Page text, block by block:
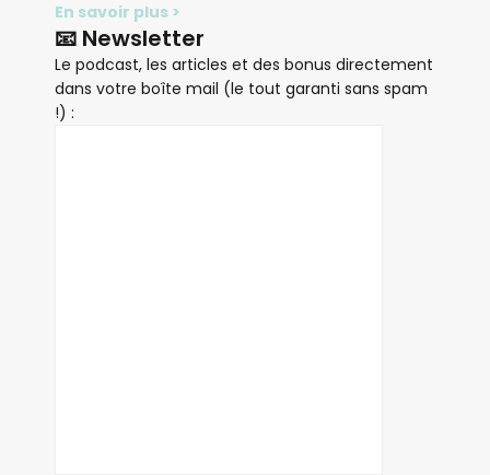
En savoir plus >
📧 Newsletter
Le podcast, les articles et des bonus directement
dans votre boîte mail (le tout garanti sans spam
!) :